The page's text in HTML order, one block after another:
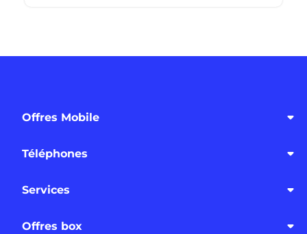
Offres Mobile
Téléphones
Services
Offres box